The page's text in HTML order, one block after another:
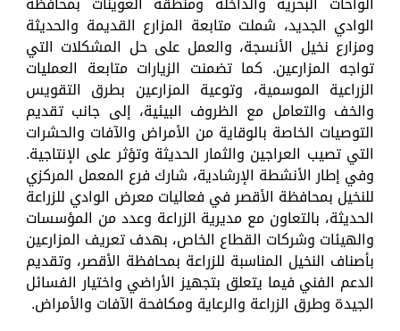
الوادي الجديد، شملت متابعة المزارع القديمة والحديثة
ومزارع نخيل الأنسجة، والعمل على حل المشكلات التي
تواجه المزارعين. كما تضمنت الزيارات متابعة العمليات
الزراعية الموسمية، وتوعية المزارعين بطرق التقويس
والخف والتعامل مع الظروف البيئية، إلى جانب تقديم
التوصيات الخاصة بالوقاية من الأمراض والآفات والحشرات
التي تصيب العراجين والثمار الحديثة وتؤثر على الإنتاجية.
وفي إطار الأنشطة الإرشادية، شارك فرع المعمل المركزي
للنخيل بمحافظة الأقصر في فعاليات معرض الوادي للزراعة
الحديثة، بالتعاون مع مديرية الزراعة وعدد من المؤسسات
والهيئات وشركات القطاع الخاص، بهدف تعريف المزارعين
بأصناف النخيل المناسبة للزراعة بمحافظة الأقصر، وتقديم
الدعم الفني فيما يتعلق بتجهيز الأراضي واختيار الفسائل
الجيدة وطرق الزراعة والرعاية ومكافحة الآفات والأمراض.